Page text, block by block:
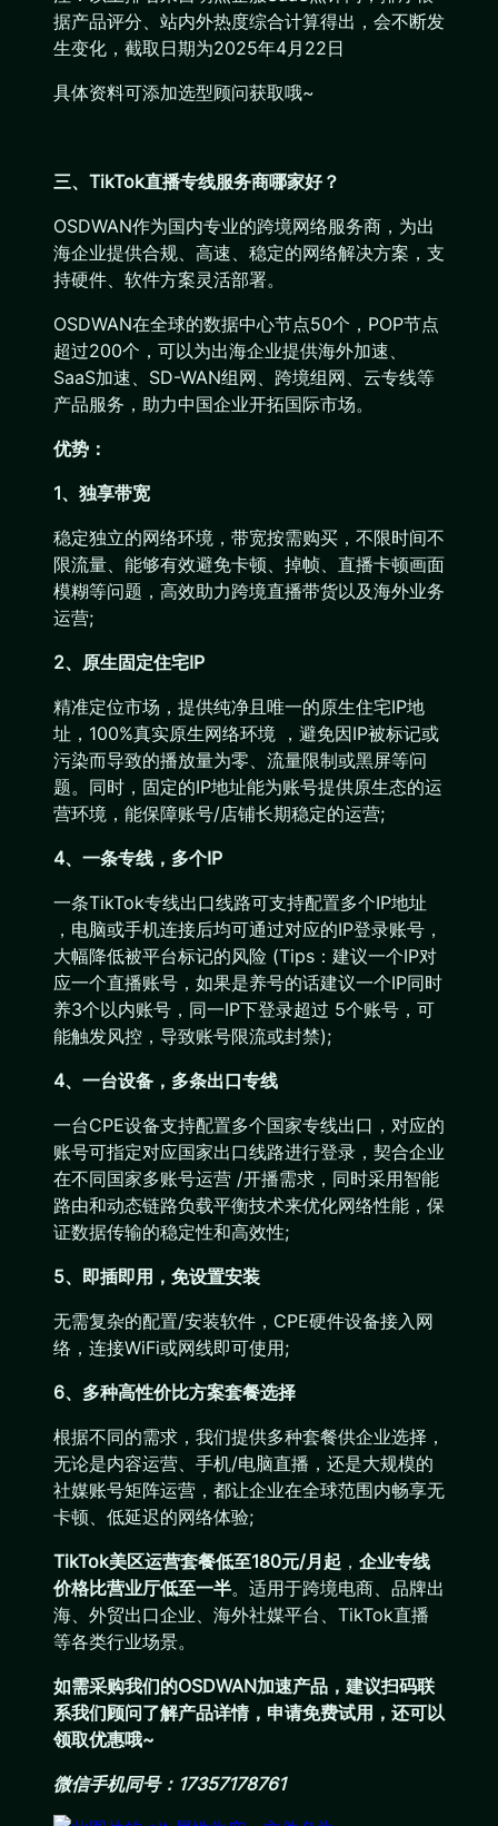
据产品评分、站内外热度综合计算得出，会不断发
生变化，截取日期为2025年4月22日
具体资料可添加选型顾问获取哦~
三、TikTok直播专线服务商哪家好？
OSDWAN作为国内专业的跨境网络服务商，为出
海企业提供合规、高速、稳定的网络解决方案，支
持硬件、软件方案灵活部署。
OSDWAN在全球的数据中心节点50个，POP节点
超过200个，可以为出海企业提供海外加速、
SaaS加速、SD-WAN组网、跨境组网、云专线等
产品服务，助力中国企业开拓国际市场。
优势：
1、独享带宽
稳定独立的网络环境，带宽按需购买，不限时间不
限流量、能够有效避免卡顿、掉帧、直播卡顿画面
模糊等问题，高效助力跨境直播带货以及海外业务
运营;
2、原生固定住宅IP
精准定位市场，提供纯净且唯一的原生住宅IP地
址，100%真实原生网络环境 ，避免因IP被标记或
污染而导致的播放量为零、流量限制或黑屏等问
题。同时，固定的IP地址能为账号提供原生态的运
营环境，能保障账号/店铺长期稳定的运营;
4、一条专线，多个IP
一条TikTok专线出口线路可支持配置多个IP地址
，电脑或手机连接后均可通过对应的IP登录账号，
大幅降低被平台标记的风险 (Tips：建议一个IP对
应一个直播账号，如果是养号的话建议一个IP同时
养3个以内账号，同一IP下登录超过 5个账号，可
能触发风控，导致账号限流或封禁);
4、一台设备，多条出口专线
一台CPE设备支持配置多个国家专线出口，对应的
账号可指定对应国家出口线路进行登录，契合企业
在不同国家多账号运营 /开播需求，同时采用智能
路由和动态链路负载平衡技术来优化网络性能，保
证数据传输的稳定性和高效性;
5、即插即用，免设置安装
无需复杂的配置/安装软件，CPE硬件设备接入网
络，连接WiFi或网线即可使用;
6、多种高性价比方案套餐选择
根据不同的需求，我们提供多种套餐供企业选择，
无论是内容运营、手机/电脑直播，还是大规模的
社媒账号矩阵运营，都让企业在全球范围内畅享无
卡顿、低延迟的网络体验;
TikTok美区运营套餐低至180元/月起 ， 企业专线
价格比营业厅低至一半。适用于跨境电商、品牌出
海、外贸出口企业、海外社媒平台、TikTok直播
等各类行业场景。
如需采购我们的OSDWAN加速产品，建议扫码联
系我们顾问了解产品详情，申请免费试用，还可以
领取优惠哦~
微信手机同号：17357178761